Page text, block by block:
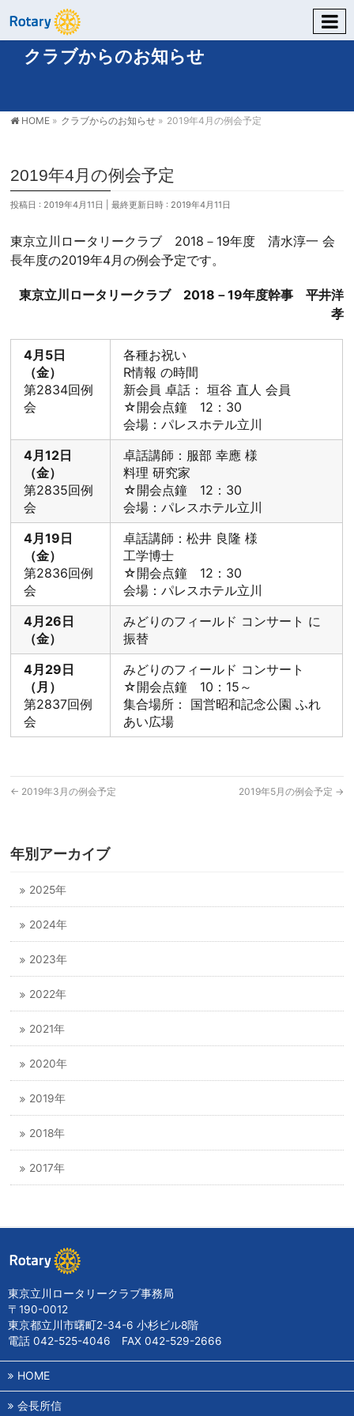
クラブからのお知らせ
HOME » クラブからのお知らせ » 2019年4月の例会予定
2019年4月の例会予定
投稿日 : 2019年4月11日 最終更新日時 : 2019年4月11日
東京立川ロータリークラブ 2018－19年度 清水淳一 会
長年度の2019年4月の例会予定です。
東京立川ロータリークラブ 2018－19年度幹事 平井洋
孝
4月5日
（金）
第2834回例
会
各種お祝い
R情報 の時間
新会員 卓話： 垣谷 直人 会員
☆開会点鐘 12：30
会場：パレスホテル立川
4月12日
（金）
第2835回例
会
卓話講師：服部 幸應 様
料理 研究家
☆開会点鐘 12：30
会場：パレスホテル立川
4月19日
（金）
第2836回例
会
卓話講師：松井 良隆 様
工学博士
☆開会点鐘 12：30
会場：パレスホテル立川
4月26日
（金）
みどりのフィールド コンサート に
振替
4月29日
（月）
第2837回例
会
みどりのフィールド コンサート
☆開会点鐘 10：15～
集合場所： 国営昭和記念公園 ふれ
あい広場
← 2019年3月の例会予定 2019年5月の例会予定 →
年別アーカイブ
2025年
2024年
2023年
2022年
2021年
2020年
2019年
2018年
2017年
東京立川ロータリークラブ事務局
〒190-0012
東京都立川市曙町2-34-6 小杉ビル8階
電話 042-525-4046 FAX 042-529-2666
HOME
会長所信